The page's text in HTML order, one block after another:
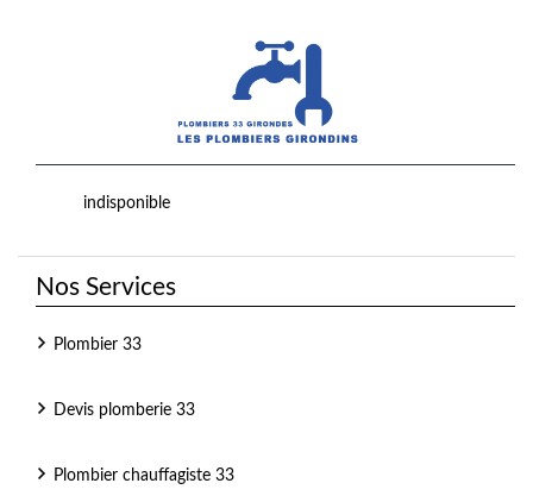
indisponible
Nos Services
Plombier 33
Devis plomberie 33
Plombier chauffagiste 33